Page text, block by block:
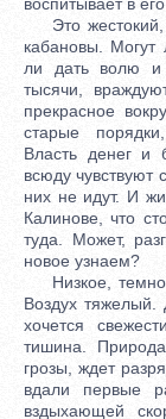
Это жестокий,
кабановы. Могут
ли дать волю и
тысячи,
прекрасное
старые
Власть денег и
всюду чувствуют
них не идут. И
Калинове, что
туда. Может,
новое узнаем?
Низкое,
Воздух
хочется
тишина.
грозы, ждет
вдали первые
вздыхающей